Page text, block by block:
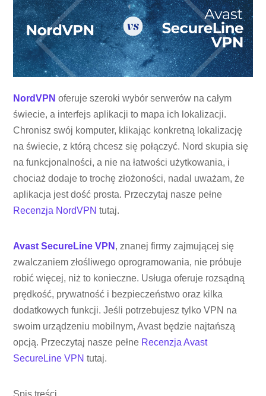
NordVPN oferuje szeroki wybór serwerów na całym
świecie, a interfejs aplikacji to mapa ich lokalizacji.
Chronisz swój komputer, klikając konkretną lokalizację
na świecie, z którą chcesz się połączyć. Nord skupia się
na funkcjonalności, a nie na łatwości użytkowania, i
chociaż dodaje to trochę złożoności, nadal uważam, że
aplikacja jest dość prosta. Przeczytaj nasze pełne
Recenzja NordVPN tutaj.
Avast SecureLine VPN , znanej firmy zajmującej się
zwalczaniem złośliwego oprogramowania, nie próbuje
robić więcej, niż to konieczne. Usługa oferuje rozsądną
prędkość, prywatność i bezpieczeństwo oraz kilka
dodatkowych funkcji. Jeśli potrzebujesz tylko VPN na
swoim urządzeniu mobilnym, Avast będzie najtańszą
opcją. Przeczytaj nasze pełne Recenzja Avast
SecureLine VPN tutaj.
Spis treści